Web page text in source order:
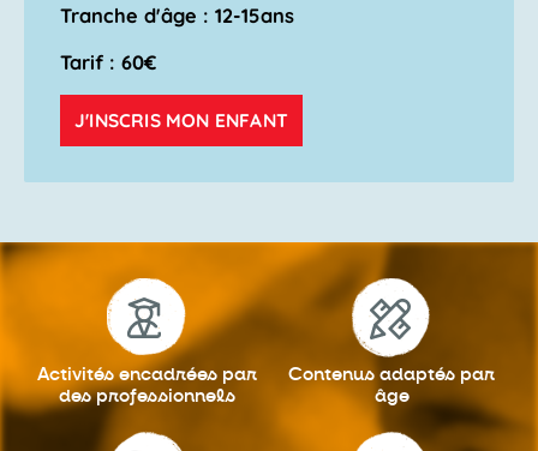
Tranche d'âge : 12-15ans
Tarif : 60€
J'INSCRIS MON ENFANT
Activités encadrées par
des professionnels
Contenus adaptés par
âge